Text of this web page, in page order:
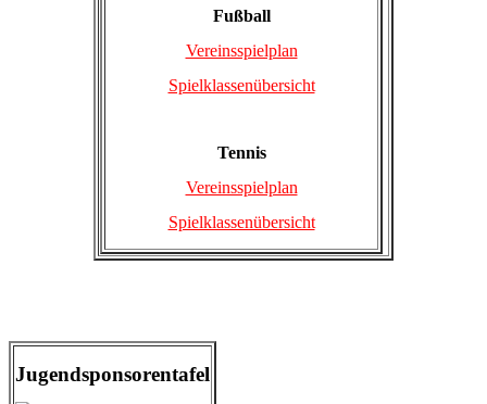
Fußball
Vereinsspielplan
Spielklassenübersicht
Tennis
Vereinsspielplan
Spielklassenübersicht
Jugendsponsorentafel